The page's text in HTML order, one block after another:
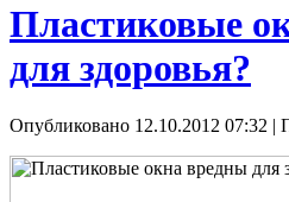
Пластиковые
для здоровья?
Опубликовано 12.10.2012 07:32 |